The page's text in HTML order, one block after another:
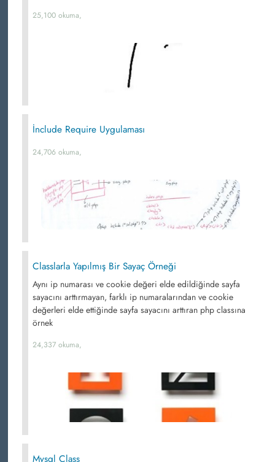
25,100 okuma,
İnclude Require Uygulaması
24,706 okuma,
Classlarla Yapılmış Bir Sayaç Örneği
Aynı ip numarası ve cookie değeri elde edildiğinde sayfa
sayacını arttırmayan, farklı ip numaralarından ve cookie
değerleri elde ettiğinde sayfa sayacını arttıran php classına
örnek
24,337 okuma,
Mysql Class